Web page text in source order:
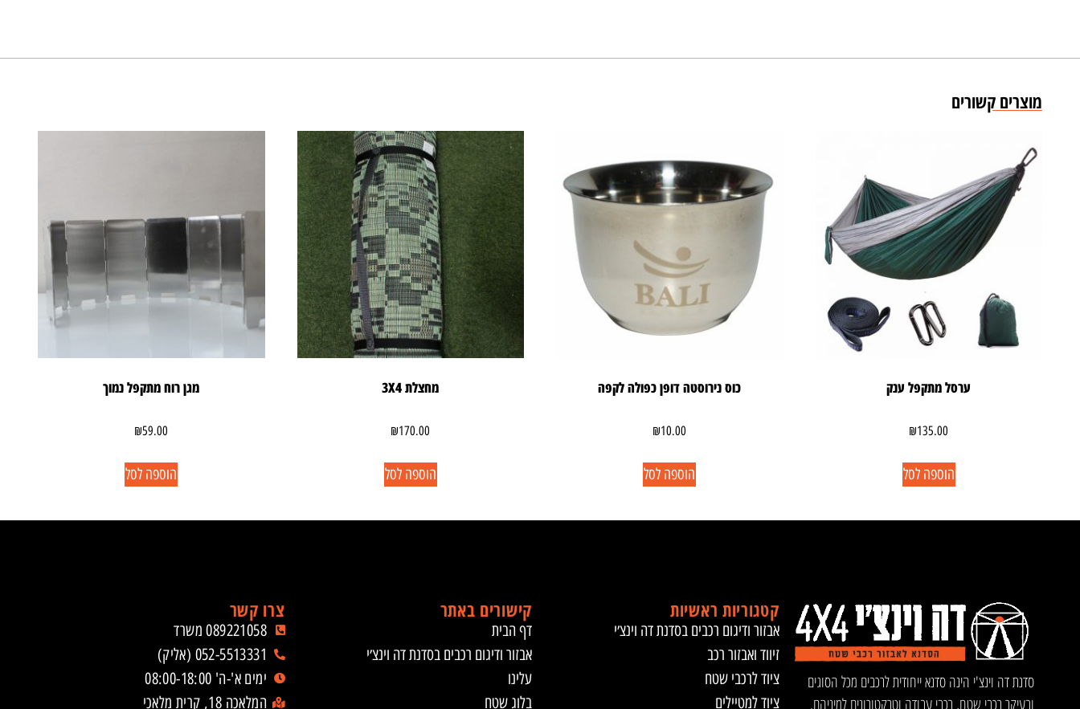
מוצרים קשורים
ערסל מתקפל ענק
₪135.00
הוספה לסל
כוס נירוסטה דופן כפולה לקפה
₪10.00
הוספה לסל
מחצלת 3X4
₪170.00
הוספה לסל
מגן רוח מתקפל נמוך
₪59.00
הוספה לסל
סדנת דה וינצ'י הינה סדנא ייחודית לרכבים מכל הסוגים
ובעיקר רכבי שטח, רכבי עבודה וטרקטורונים למיניהם.
קטגוריות ראשיות
אבזור ודיגום רכבים בסדנת דה וינצ׳י
זיווד ואבזור רכב
ציוד לרכבי שטח
ציוד למטיילים
קישורים באתר
דף הבית
אבזור ודיגום רכבים בסדנת דה וינצ׳י
עלינו
בלוג שטח
צרו קשר
089221058 משרד
052-5513331 (אליק)
ימים א'-ה' 08:00-18:00
המלאכה 18, קרית מלאכי